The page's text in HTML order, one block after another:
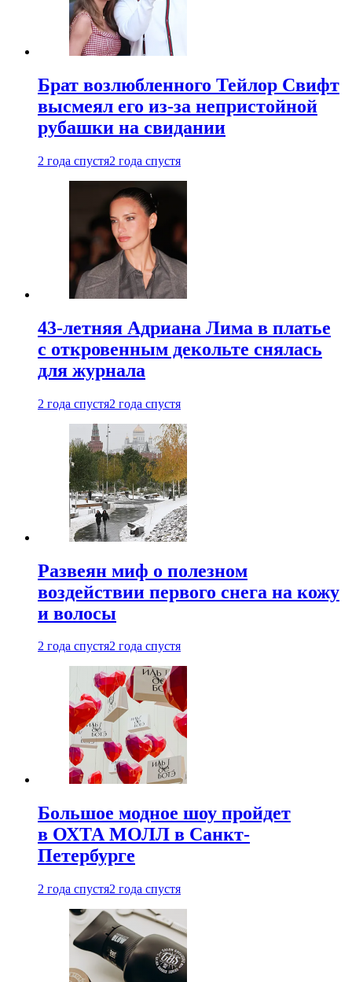
Брат возлюбленного Тейлор Свифт
высмеял его из-за непристойной
рубашки на свидании
2 года спустя2 года спустя
43-летняя Адриана Лима в платье
с откровенным декольте снялась
для журнала
2 года спустя2 года спустя
Развеян миф о полезном
воздействии первого снега на кожу
и волосы
2 года спустя2 года спустя
Большое модное шоу пройдет
в ОХТА МОЛЛ в Санкт-
Петербурге
2 года спустя2 года спустя